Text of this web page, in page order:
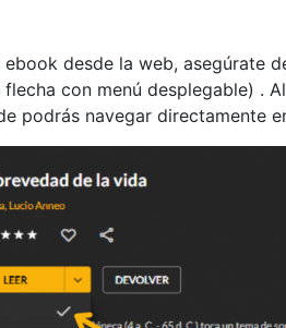
ebook desde la web, asegúrate
flecha con menú desplegable) .
podrás navegar directamente